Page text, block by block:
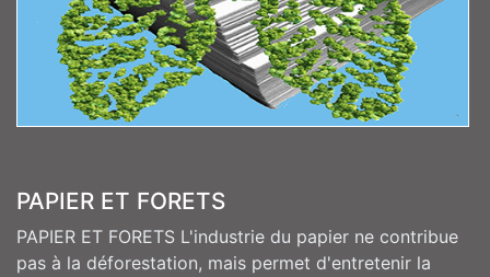
PAPIER ET FORETS
PAPIER ET FORETS L'industrie du papier ne contribue
pas à la déforestation, mais permet d'entretenir la